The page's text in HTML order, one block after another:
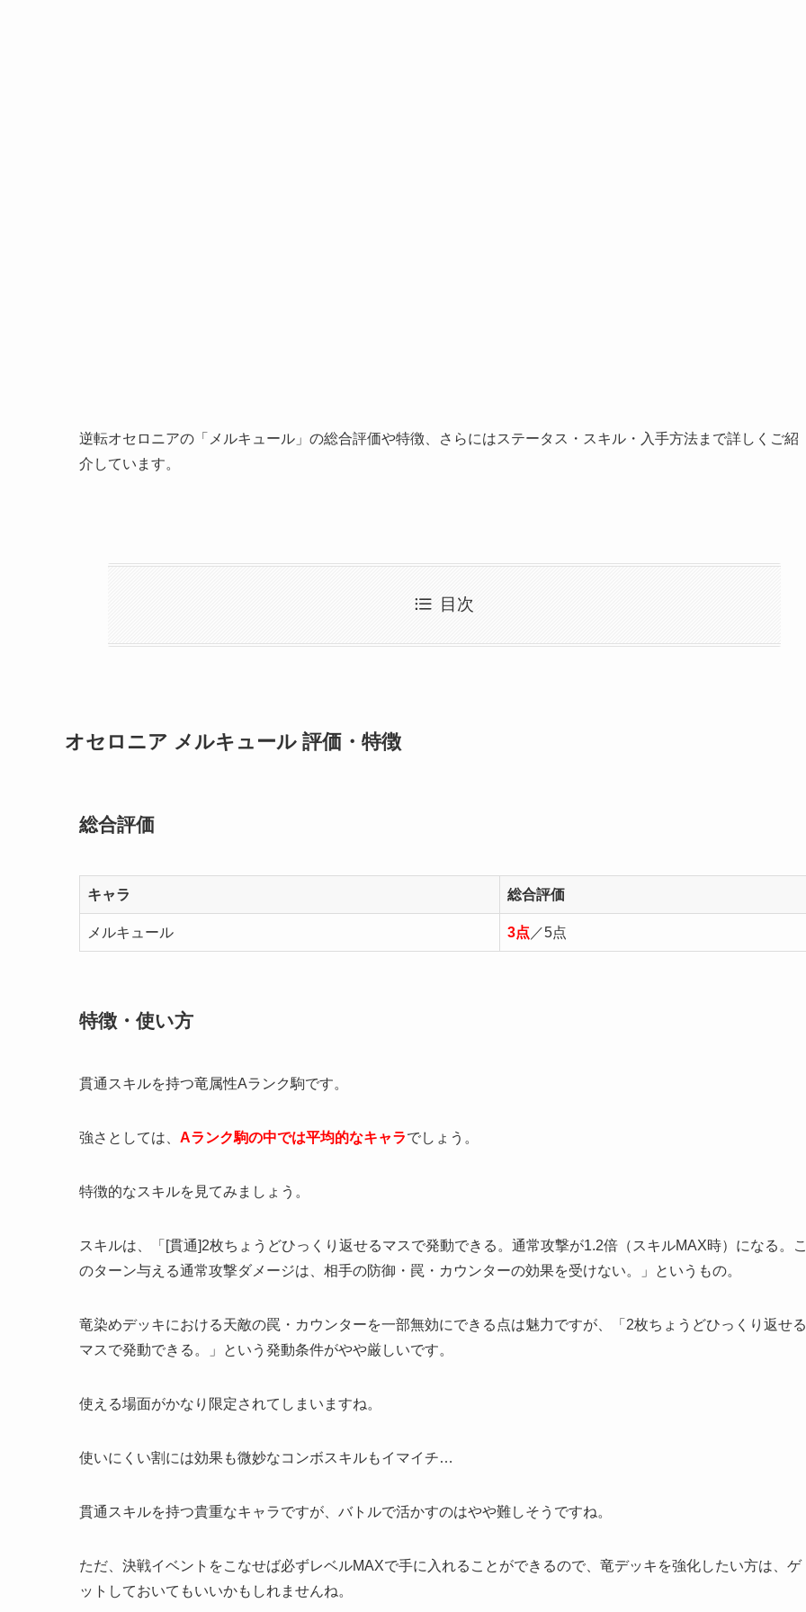
逆転オセロニアの「メルキュール」の総合評価や特徴、さらにはステータス・スキル・入手方法まで詳しくご紹
介しています。
目次
オセロニア メルキュール 評価・特徴
総合評価
キャラ 総合評価
メルキュール 3点 ／5点
特徴・使い方
貫通スキルを持つ竜属性Aランク駒です。
強さとしては、 Aランク駒の中では平均的なキャラでしょう。
特徴的なスキルを見てみましょう。
スキルは、「[貫通]2枚ちょうどひっくり返せるマスで発動できる。通常攻撃が1.2倍（スキルMAX時）になる。こ
のターン与える通常攻撃ダメージは、相手の防御・罠・カウンターの効果を受けない。」というもの。
竜染めデッキにおける天敵の罠・カウンターを一部無効にできる点は魅力ですが、「2枚ちょうどひっくり返せる
マスで発動できる。」という発動条件がやや厳しいです。
使える場面がかなり限定されてしまいますね。
使いにくい割には効果も微妙なコンボスキルもイマイチ…
貫通スキルを持つ貴重なキャラですが、バトルで活かすのはやや難しそうですね。
ただ、決戦イベントをこなせば必ずレベルMAXで手に入れることができるので、竜デッキを強化したい方は、ゲ
ットしておいてもいいかもしれませんね。